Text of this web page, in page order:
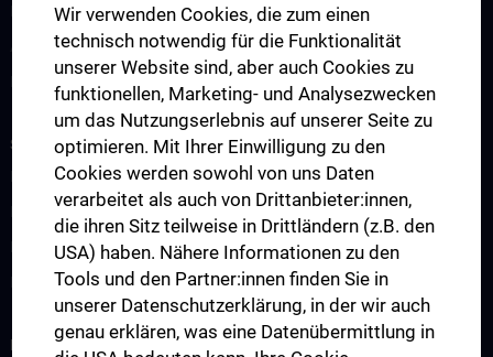
Für Patient:innen
Ambulanzen
STUDIES, TRAINING AND FURTHER EDUCATION
Humanstudium UN 202 - Block 26
KPJ - Klinisch Praktisches Jahr
Famulaturen/Traineeships
Diplomarbeiten
RESEARCH
Wir verwenden Cookies, die zum einen
technisch notwendig für die Funktionalität
unserer Website sind, aber auch Cookies zu
funktionellen, Marketing- und Analysezwecken
um das Nutzungserlebnis auf unserer Seite zu
optimieren. Mit Ihrer Einwilligung zu den
Cookies werden sowohl von uns Daten
verarbeitet als auch von Drittanbieter:innen,
die ihren Sitz teilweise in Drittländern (z.B. den
USA) haben. Nähere Informationen zu den
Tools und den Partner:innen finden Sie in
unserer Datenschutzerklärung, in der wir auch
genau erklären, was eine Datenübermittlung in